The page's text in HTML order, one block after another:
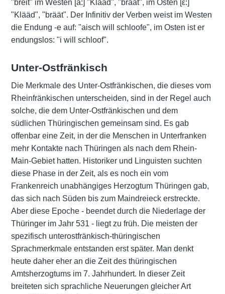
"breit" im Westen [a:] "Klaad", "braat", im Osten [ε:]
"Klääd", "bräät". Der Infinitiv der Verben weist im Westen
die Endung -e auf: "aisch will schloofe", im Osten ist er
endungslos: "i will schloof".
Unter-Ostfränkisch
Die Merkmale des Unter-Ostfränkischen, die dieses vom
Rheinfränkischen unterscheiden, sind in der Regel auch
solche, die dem Unter-Ostfränkischen und dem
südlichen Thüringischen gemeinsam sind. Es gab
offenbar eine Zeit, in der die Menschen in Unterfranken
mehr Kontakte nach Thüringen als nach dem Rhein-
Main-Gebiet hatten. Historiker und Linguisten suchten
diese Phase in der Zeit, als es noch ein vom
Frankenreich unabhängiges Herzogtum Thüringen gab,
das sich nach Süden bis zum Maindreieck erstreckte.
Aber diese Epoche - beendet durch die Niederlage der
Thüringer im Jahr 531 - liegt zu früh. Die meisten der
spezifisch unterostfränkisch-thüringischen
Sprachmerkmale entstanden erst später. Man denkt
heute daher eher an die Zeit des thüringischen
Amtsherzogtums im 7. Jahrhundert. In dieser Zeit
breiteten sich sprachliche Neuerungen gleicher Art